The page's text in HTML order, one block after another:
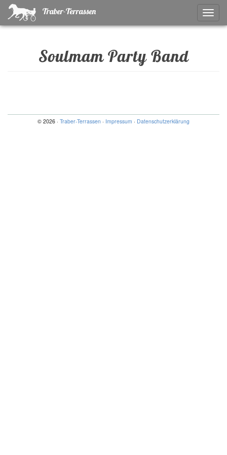
ein-/
Traber-Terrassen
Soulmam Party Band
© 2026 · Traber-Terrassen · Impressum · Datenschutzerklärung